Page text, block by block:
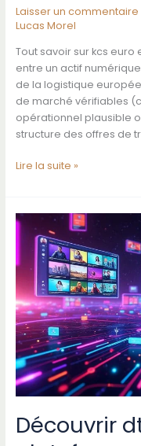
Laisser un commentaire
Lucas Morel
Tout savoir sur kcs
entre un actif
de la logistique
de marché vérifiables
opérationnel plausible
structure des offres de
Tout
kcs
euro
ses
services
Lire la suite »
Découvrir